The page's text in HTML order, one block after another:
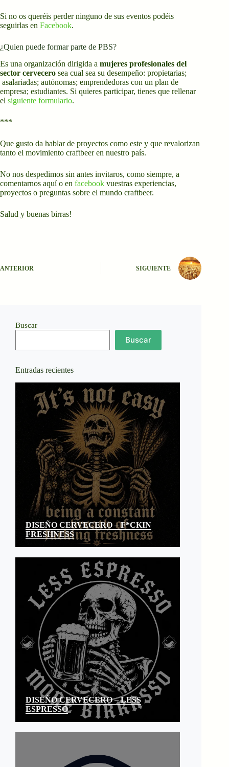
Si no os queréis perder ninguno de sus eventos podéis
seguirlas en Facebook.
¿Quien puede formar parte de PBS?
Es una organización dirigida a mujeres profesionales del
sector cervecero sea cual sea su desempeño: propietarias;
asalariadas; autónomas; emprendedoras con un plan de
empresa; estudiantes. Si quieres participar, tienes que rellenar
el siguiente formulario.
***
Que gusto da hablar de proyectos como este y que revalorizan
tanto el movimiento craftbeer en nuestro país.
No nos despedimos sin antes invitaros, como siempre, a
comentarnos aquí o en facebook vuestras experiencias,
proyectos o preguntas sobre el mundo craftbeer.
Salud y buenas birras!
ANTERIOR SIGUIENTE
Buscar
Buscar
Entradas recientes
DISEÑO CERVECERO – F*CKIN
FRESHNESS
DISEÑO CERVECERO – LESS
ESPRESSO